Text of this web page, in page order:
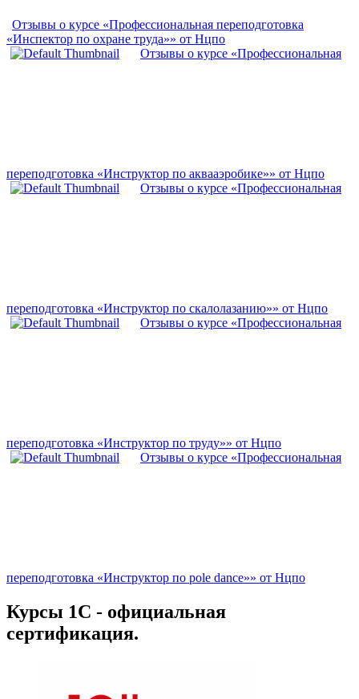
Отзывы о курсе «Профессиональная переподготовка
«Инспектор по охране труда»» от Нцпо
Отзывы о курсе «Профессиональная
переподготовка «Инструктор по аквааэробике»» от Нцпо
Отзывы о курсе «Профессиональная
переподготовка «Инструктор по скалолазанию»» от Нцпо
Отзывы о курсе «Профессиональная
переподготовка «Инструктор по труду»» от Нцпо
Отзывы о курсе «Профессиональная
переподготовка «Инструктор по pole dance»» от Нцпо
Курсы 1С - официальная
сертификация.